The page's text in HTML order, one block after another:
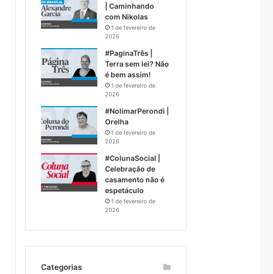
| Caminhando
com Nikolas
1 de fevereiro de
2026
#PaginaTrês |
Terra sem lei? Não
é bem assim!
1 de fevereiro de
2026
#NolimarPerondi |
Orelha
1 de fevereiro de
2026
#ColunaSocial |
Celebração de
casamento não é
espetáculo
1 de fevereiro de
2026
Categorias